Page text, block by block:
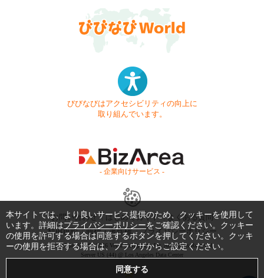
びびなびはアクセシビリティの向上に
取り組んでいます。
- 企業向けサービス -
お問い合わせ はじめてガイド
よくある質問
利用規約
商標・著作権 プライバシーポリシー
Copyright © 1999-2026 Vivid Navigation, Inc. All Rights Reserved.
Server US (44) @ Los Angeles Data Center
本サイトでは、より良いサービス提供のため、クッキーを使用して
います。詳細はプライバシーポリシーをご確認ください。クッキー
の使用を許可する場合は同意するボタンを押してください。クッキ
ーの使用を拒否する場合は、ブラウザからご設定ください。